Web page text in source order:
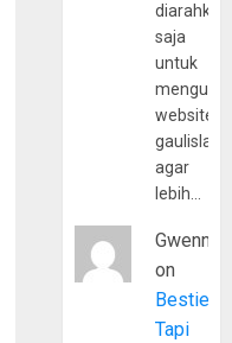
diarahkan
saja
untuk
website
agar
lebih…
Gwenny
on
Bestie
Tapi